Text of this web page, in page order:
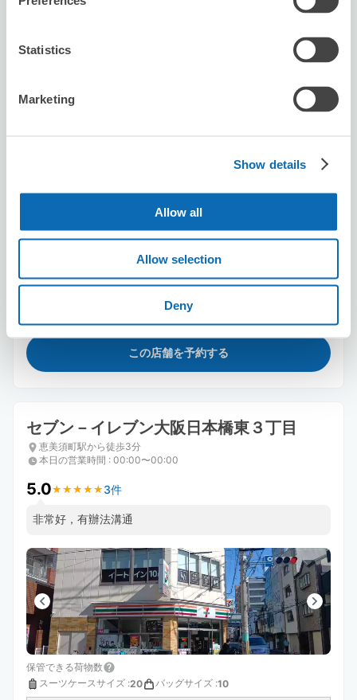
Statistics
Marketing
Show details
Allow all
Allow selection
Deny
5.0 ★★
保管できる荷物数
20 バッグサイズ
空き時間
この店舗を予約する
セブン－イレブン大阪日本橋東３丁目
恵美須町駅から徒歩3分
本日の営業時間 : 00:00〜00:00
5.0★ ★ ★ ★ ★
★ ★ ★ ★ ★ 3件
非常好，有辦法溝通
保管できる荷物数
スーツケースサイズ :20 バッグサイズ :10